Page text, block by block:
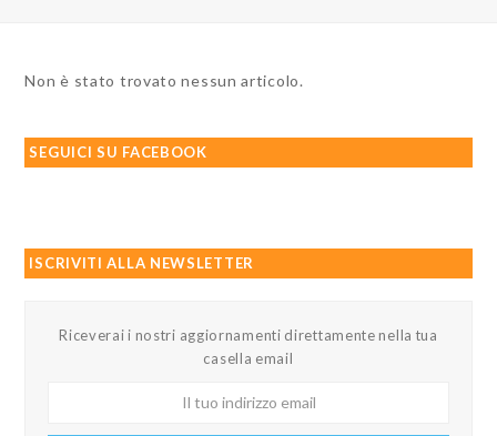
Non è stato trovato nessun articolo.
SEGUICI SU FACEBOOK
ISCRIVITI ALLA NEWSLETTER
Riceverai i nostri aggiornamenti direttamente nella tua
casella email